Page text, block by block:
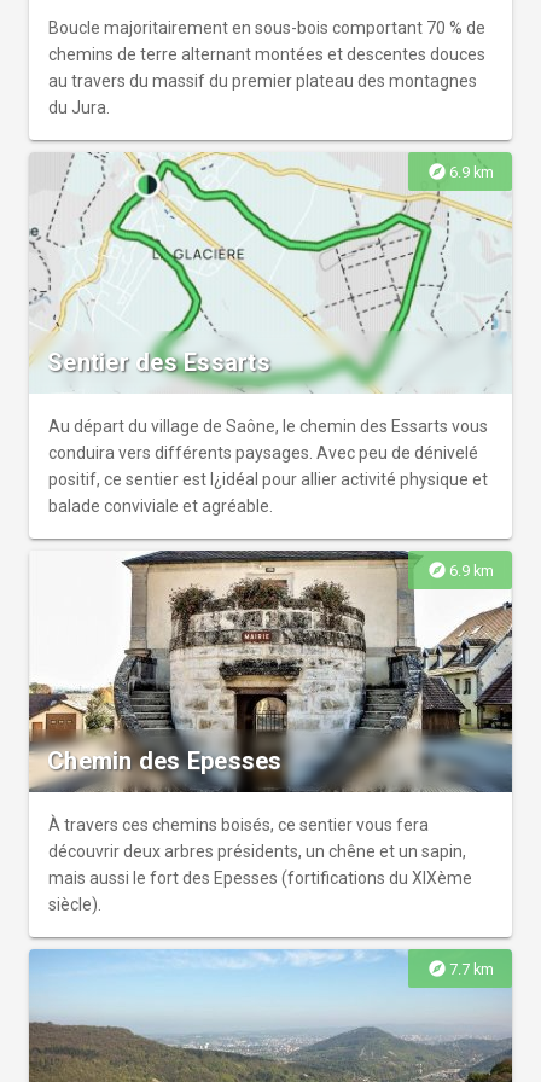
Boucle majoritairement en sous-bois comportant 70 % de
chemins de terre alternant montées et descentes douces
au travers du massif du premier plateau des montagnes
du Jura.
explore 6.9 km
Sentier des Essarts
Au départ du village de Saône, le chemin des Essarts vous
conduira vers différents paysages. Avec peu de dénivelé
positif, ce sentier est l¿idéal pour allier activité physique et
balade conviviale et agréable.
explore 6.9 km
Chemin des Epesses
À travers ces chemins boisés, ce sentier vous fera
découvrir deux arbres présidents, un chêne et un sapin,
mais aussi le fort des Epesses (fortifications du XIXème
siècle).
explore 7.7 km